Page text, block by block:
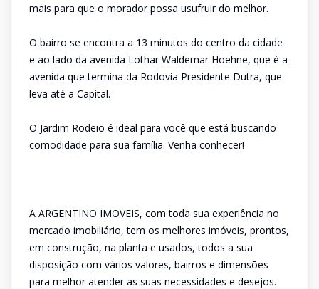
mais para que o morador possa usufruir do melhor.
O bairro se encontra a 13 minutos do centro da cidade
e ao lado da avenida Lothar Waldemar Hoehne, que é a
avenida que termina da Rodovia Presidente Dutra, que
leva até a Capital.
O Jardim Rodeio é ideal para você que está buscando
comodidade para sua família. Venha conhecer!
A ARGENTINO IMOVEIS, com toda sua experiência no
mercado imobiliário, tem os melhores imóveis, prontos,
em construção, na planta e usados, todos a sua
disposição com vários valores, bairros e dimensões
para melhor atender as suas necessidades e desejos.